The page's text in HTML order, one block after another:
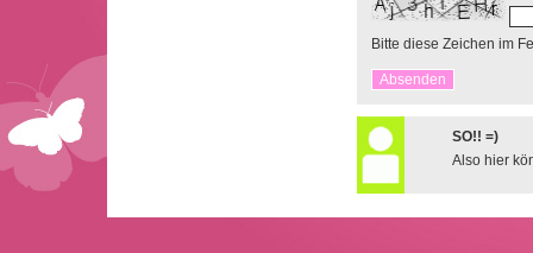
Bitte diese Zeichen im
SO!! =)
Also hier